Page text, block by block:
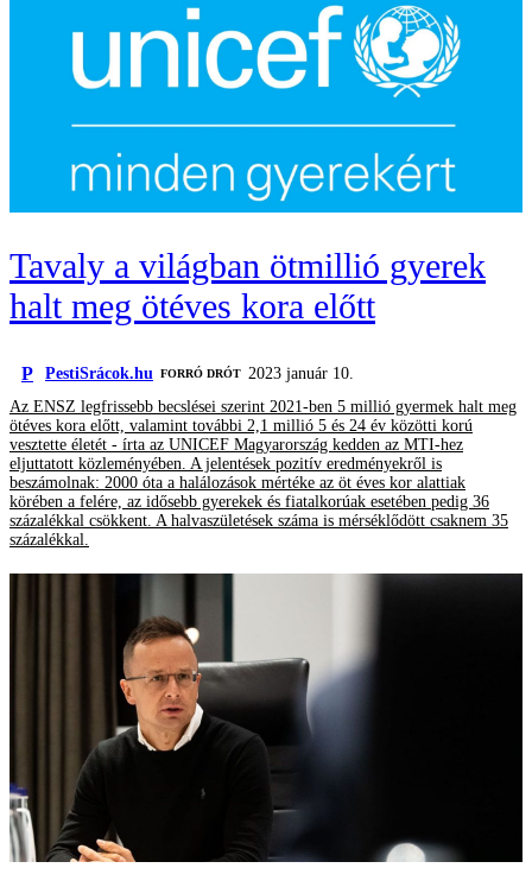
Tavaly a világban ötmillió gyerek
halt meg ötéves kora előtt
P PestiSrácok.hu FORRÓ DRÓT 2023 január 10.
Az ENSZ legfrissebb becslései szerint 2021-ben 5 millió gyermek halt meg
ötéves kora előtt, valamint további 2,1 millió 5 és 24 év közötti korú
vesztette életét - írta az UNICEF Magyarország kedden az MTI-hez
eljuttatott közleményében. A jelentések pozitív eredményekről is
beszámolnak: 2000 óta a halálozások mértéke az öt éves kor alattiak
körében a felére, az idősebb gyerekek és fiatalkorúak esetében pedig 36
százalékkal csökkent. A halvaszületések száma is mérséklődött csaknem 35
százalékkal.